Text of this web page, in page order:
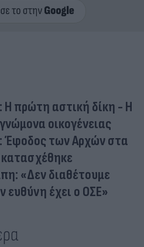
πρώτη αστική δίκη - Η
οικογένειας
Έφοδος των Αρχών στα
«Δεν διαθέτουμε
ευθύνη έχει ο ΟΣΕ»